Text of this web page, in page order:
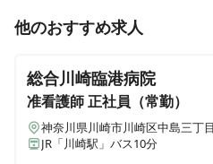
他のおすすめ求人
総合川崎臨港病院
准看護師正社員（常勤）
神奈川県川崎市川崎区中島三丁
JR「川崎駅」バス10分